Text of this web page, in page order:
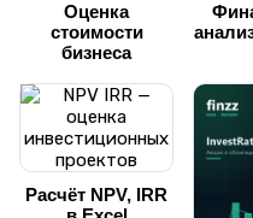
Оценка
стоимости
бизнеса
Расчёт NPV, IRR